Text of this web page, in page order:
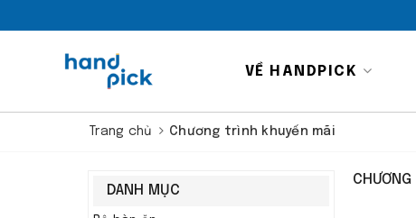
VỀ HANDPICK
Trang chủ Chương trình khuyến mãi
CHƯƠNG
DANH MỤC